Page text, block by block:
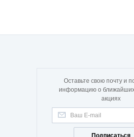
Оставьте свою почту и
информацию о ближайших
акциях